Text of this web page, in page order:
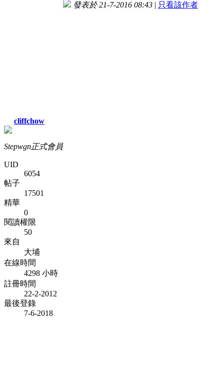
cliffchow
Stepwgn正式會員
UID
6054
帖子
17501
精華
0
閱讀權限
50
來自
大埔
在線時間
4298 小時
註冊時間
22-2-2012
最後登錄
7-6-2018
發表於 21-7-2016 08:43 | 只看該作者